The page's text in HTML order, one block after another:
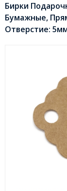
Бирки
Бумажные,
Отверстие: